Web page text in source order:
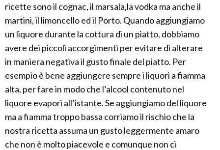
ricette sono il cognac, il marsala,la vodka ma anche il
martini, il limoncello ed il Porto. Quando aggiungiamo
un liquore durante la cottura di un piatto, dobbiamo
avere dei piccoli accorgimenti per evitare di alterare
in maniera negativa il gusto finale del piatto. Per
esempio è bene aggiungere sempre i liquori a fiamma
alta, per fare in modo che l’alcool contenuto nel
liquore evapori all’istante. Se aggiungiamo del liquore
ma a fiamma troppo bassa corriamo il rischio che la
nostra ricetta assuma un gusto leggermente amaro
che non è molto piacevole e comunque non ci